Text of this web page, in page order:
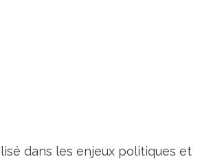
dans les enjeux politiques et